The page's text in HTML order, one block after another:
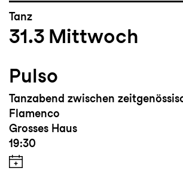
Tanz
31.3 Mittwoch
Pulso
Tanzabend zwischen
Flamenco
Grosses Haus
19:30